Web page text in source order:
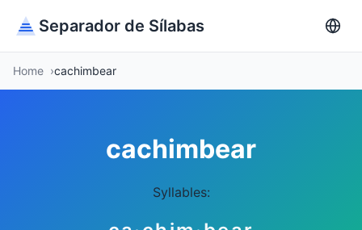
Separador de Sílabas
Home cachimbear
cachimbear
Syllables: